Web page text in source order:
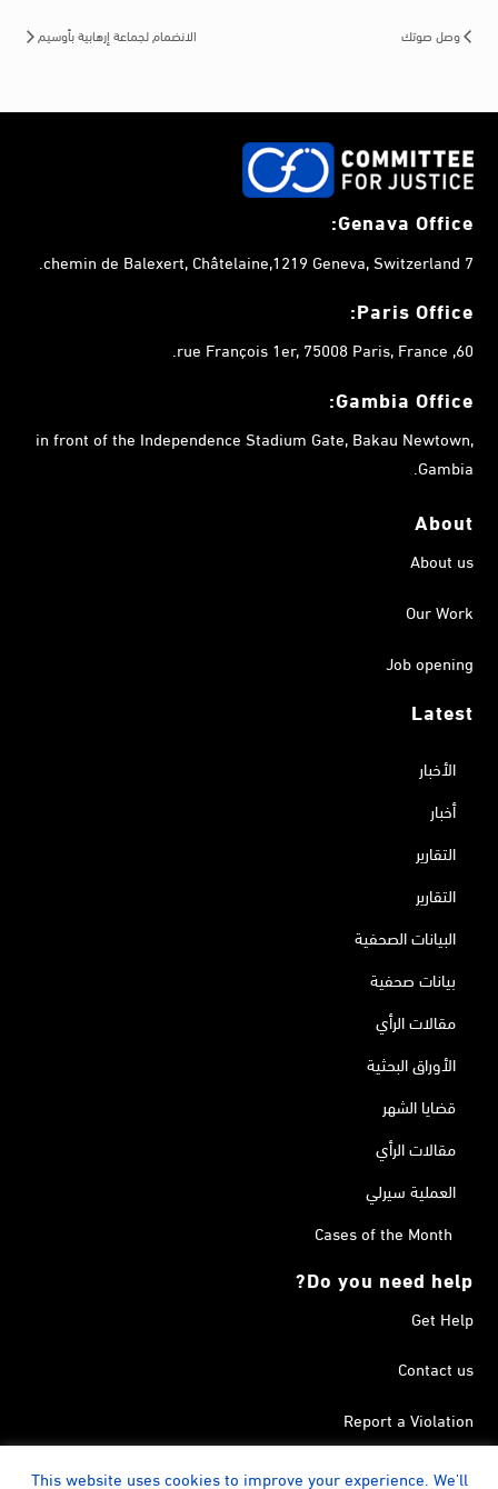
وصل صوتك الانضمام لجماعة إرهابية بأوسيم
Genava Office:
7 chemin de Balexert, Châtelaine,1219 Geneva, Switzerland.
Paris Office:
60, rue François 1er, 75008 Paris, France.
Gambia Office:
in front of the Independence Stadium Gate, Bakau Newtown,
Gambia.
About
About us
Our Work
Job opening
Latest
الأخبار
أخبار
التقارير
التقارير
البيانات الصحفية
بيانات صحفية
مقالات الرأي
الأوراق البحثية
قضايا الشهر
مقالات الرأي
العملية سيرلي
Cases of the Month
Do you need help?
Get Help
Contact us
Report a Violation
Search in the Terrorism List
This website uses cookies to improve your experience. We'll